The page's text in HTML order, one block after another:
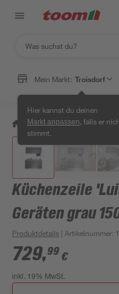
Mein Markt: Troisdorf
Hier kannst du deinen
Markt anpassen , falls er
stimmt.
/ Wohnen & Haushalt /
Küchenzeile
Geräten grau
Produktdetails | Artikelnummer:
729,99 €
inkl. 19% MwSt.